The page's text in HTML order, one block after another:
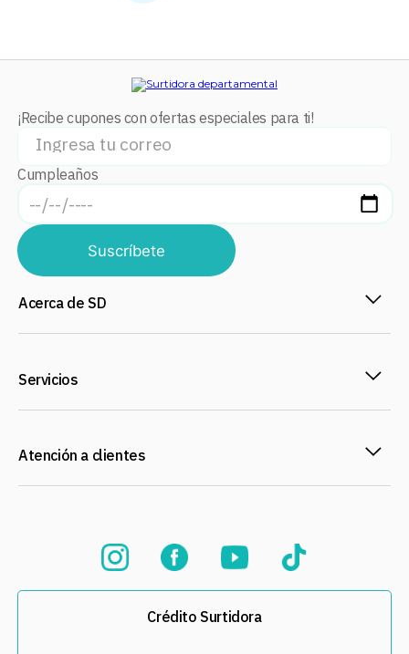
¡Recibe cupones con ofertas especiales para ti!
Cumpleaños
Suscríbete
Acerca de SD
Servicios
Atención a clientes
Crédito Surtidora